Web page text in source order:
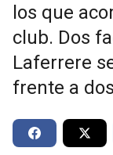
los que
club. Dos
Laferrere
frente a